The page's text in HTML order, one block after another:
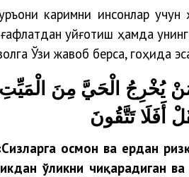
каримни инсонлар
ғафлатдан уйғотиш ҳамда
Ўзи жавоб берса, гоҳида
يُخْرِجُ الْحَيَّ مِنَ
أَفَلَا تَتَّقُونَ
осмон ва ердан
ўликни чиқарадиган